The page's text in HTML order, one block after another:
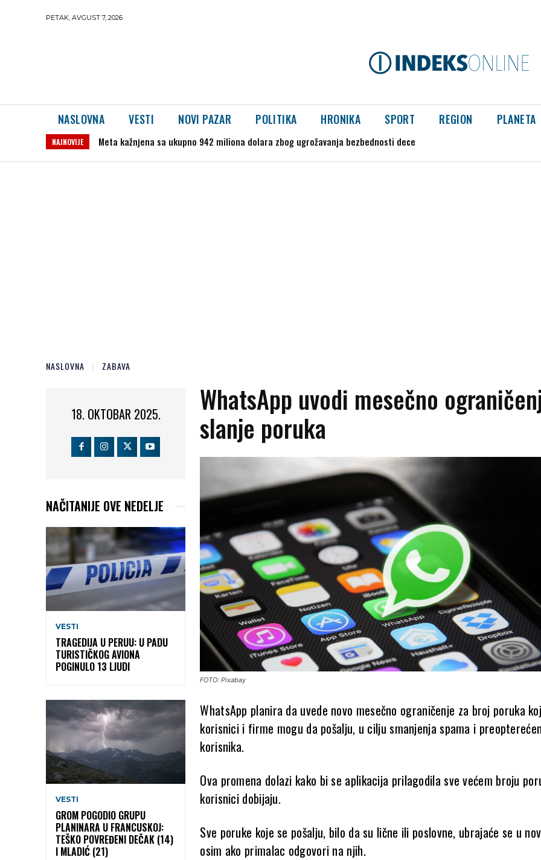
PETAK, AVGUST 7, 2026
NASLOVNA VESTI NOVI PAZAR POLITIKA HRONIKA SPORT REGION PLANETA
NAJNOVIJE Meta kažnjena sa ukupno 942 miliona dolara zbog ugrožavanja bezbednosti dece
Snažan zemljotres pogodio Filipine: Tresle se višespratnice
NASLOVNA ZABAVA
18. OKTOBAR 2025.
NAČITANIJE OVE NEDELJE
VESTI
TRAGEDIJA U PERUU: U PADU
TURISTIČKOG AVIONA
POGINULO 13 LJUDI
VESTI
GROM POGODIO GRUPU
PLANINARA U FRANCUSKOJ:
TEŠKO POVREĐENI DEČAK (14)
I MLADIĆ (21)
WhatsApp uvodi mesečno
slanje poruka
FOTO: Pixabay
WhatsApp planira da uvede novo mesečno ograničenje za broj poruka
korisnici i firme mogu da pošalju, u cilju smanjenja spama i
korisnika.
Ova promena dolazi kako bi se aplikacija prilagodila sve većem broju
korisnici dobijaju.
Sve poruke koje se pošalju, bilo da su lične ili poslovne, ubrajaće se u
osim ako primalac odgovori na njih.